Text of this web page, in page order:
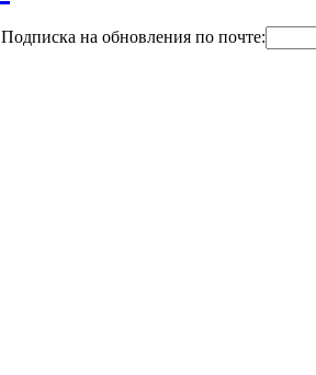
Подписка на обновления по почте: